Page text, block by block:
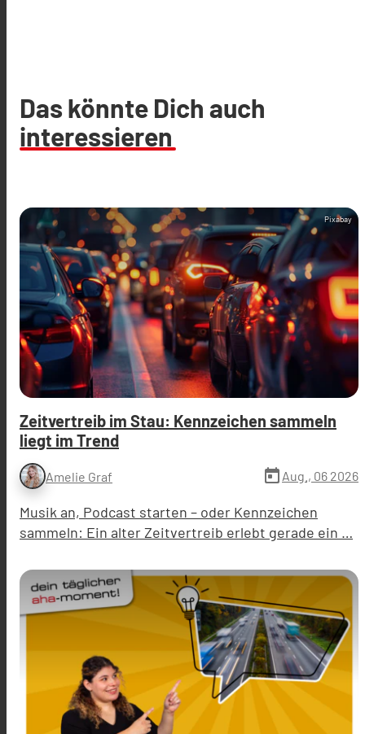
Das könnte Dich auch
interessieren
Pixabay
Zeitvertreib im Stau: Kennzeichen sammeln
liegt im Trend
Amelie Graf today Aug., 06 2026
Musik an, Podcast starten – oder Kennzeichen
sammeln: Ein alter Zeitvertreib erlebt gerade ein …